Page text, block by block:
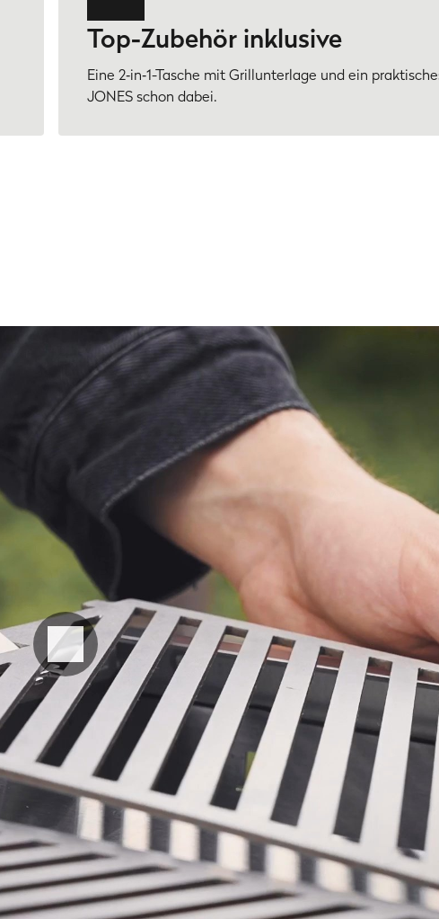
Top-Zubehör inklusive
Eine 2‑in‑1-Tasche mit Grillunterlage und ein
JONES schon dabei.